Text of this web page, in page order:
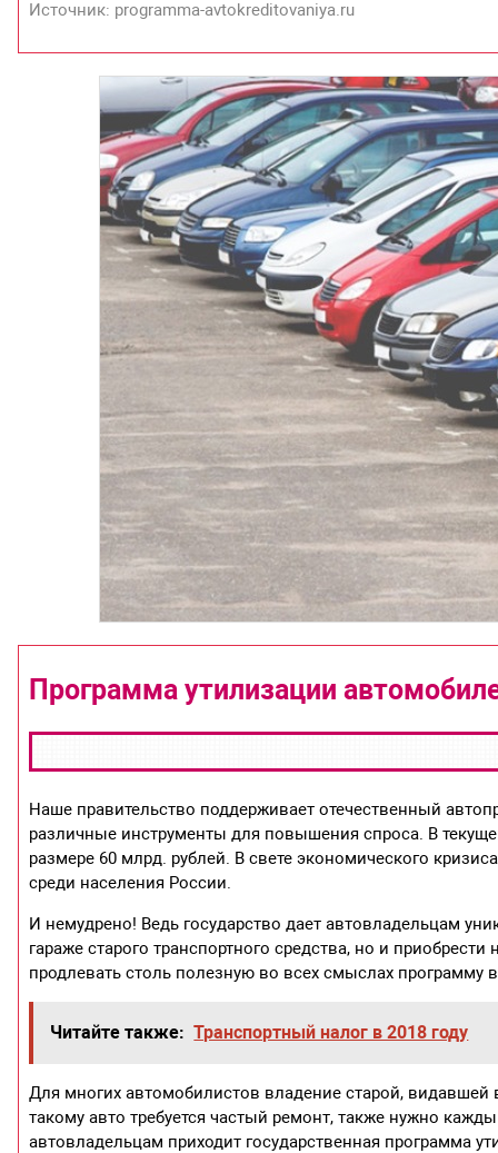
Источник: programma-avtokreditovaniya.ru
Программа утилизации
Наше правительство поддерживает отечественный
различные инструменты для повышения спроса. В
размере 60 млрд. рублей. В свете экономического
среди населения России.
И немудрено! Ведь государство дает автовладельцам
гараже старого транспортного средства, но и
продлевать столь полезную во всех смыслах программу в
Читайте также: Транспортный налог в 2018 году
Для многих автомобилистов владение старой,
такому авто требуется частый ремонт, также нужно
автовладельцам приходит государственная программа